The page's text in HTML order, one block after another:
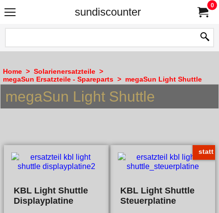
sundiscounter
0
Home > Solarienersatzteile >
megaSun Ersatzteile - Spareparts > megaSun Light Shuttle
megaSun Light Shuttle
KBL Light Shuttle
Displayplatine
statt
KBL Light Shuttle
Steuerplatine